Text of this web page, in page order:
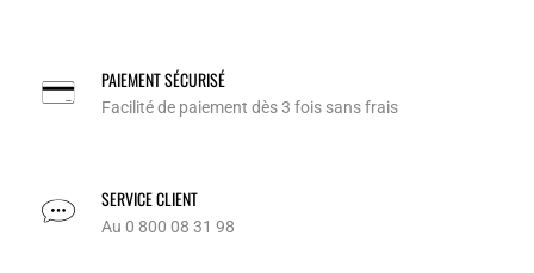
PAIEMENT SÉCURISÉ
Facilité de paiement dès 3 fois sans frais
SERVICE CLIENT
Au 0 800 08 31 98